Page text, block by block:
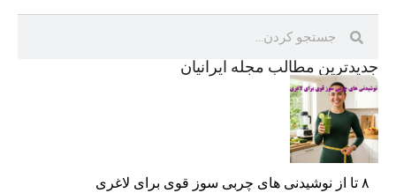
جدید‌ترین مطالب مجله ایرانیان
۸ تا از نوشیدنی های چربی سوز قوی برای لاغری